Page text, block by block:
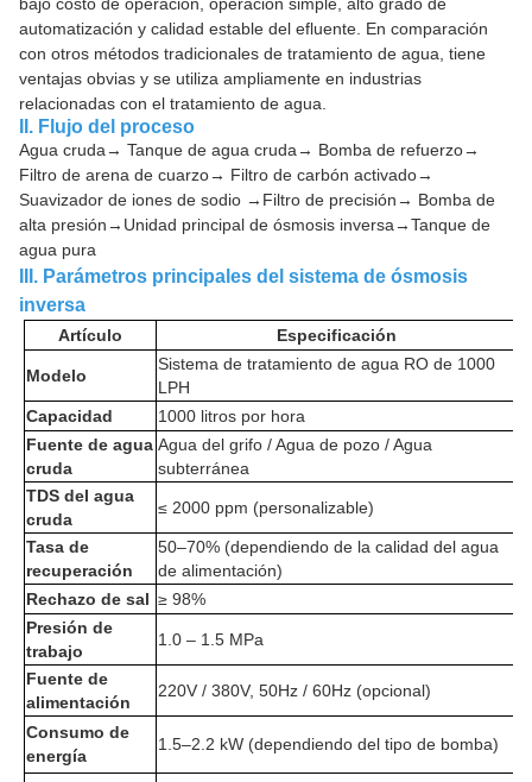
automatización y calidad estable del efluente. En comparación
con otros métodos tradicionales de tratamiento de agua, tiene
ventajas obvias y se utiliza ampliamente en industrias
relacionadas con el tratamiento de agua.
II. Flujo del proceso
Agua cruda→ Tanque de agua cruda→ Bomba de refuerzo→
Filtro de arena de cuarzo→ Filtro de carbón activado→
Suavizador de iones de sodio →Filtro de precisión→ Bomba de
alta presión→Unidad principal de ósmosis inversa→Tanque de
agua pura
III. Parámetros principales del sistema de ósmosis
inversa
Artículo Especificación
Modelo
Sistema de tratamiento de agua RO de 1000
LPH
Capacidad
1000 litros por hora
Fuente de agua
cruda
Agua del grifo / Agua de pozo / Agua
subterránea
TDS del agua
cruda
≤ 2000 ppm (personalizable)
Tasa de
recuperación
50–70% (dependiendo de la calidad del agua
de alimentación)
Rechazo de sal ≥ 98%
Presión de
trabajo
1.0 – 1.5 MPa
Fuente de
alimentación
220V / 380V, 50Hz / 60Hz (opcional)
Consumo de
energía
1.5–2.2 kW (dependiendo del tipo de bomba)